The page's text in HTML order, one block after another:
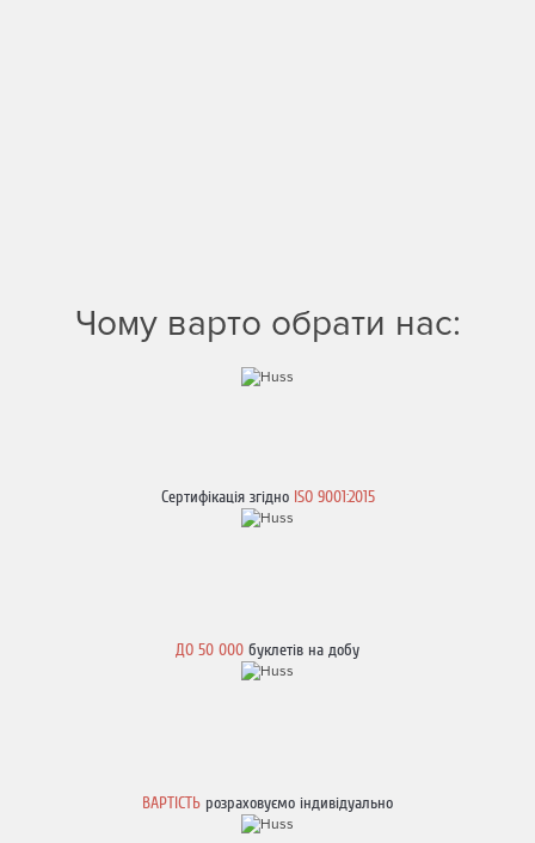
Чому варто обрати нас:
Сертифікація згідно ISO 9001:2015
ДО 50 000 буклетів на добу
ВАРТІСТЬ розраховуємо індивідуально